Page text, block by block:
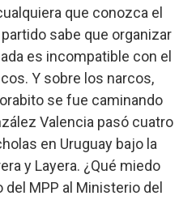
que conozca el
sabe que organizar
es incompatible con el
Y sobre los narcos,
se fue caminando
Valencia pasó cuatro
en Uruguay bajo la
y Layera. ¿Qué miedo
MPP al Ministerio del